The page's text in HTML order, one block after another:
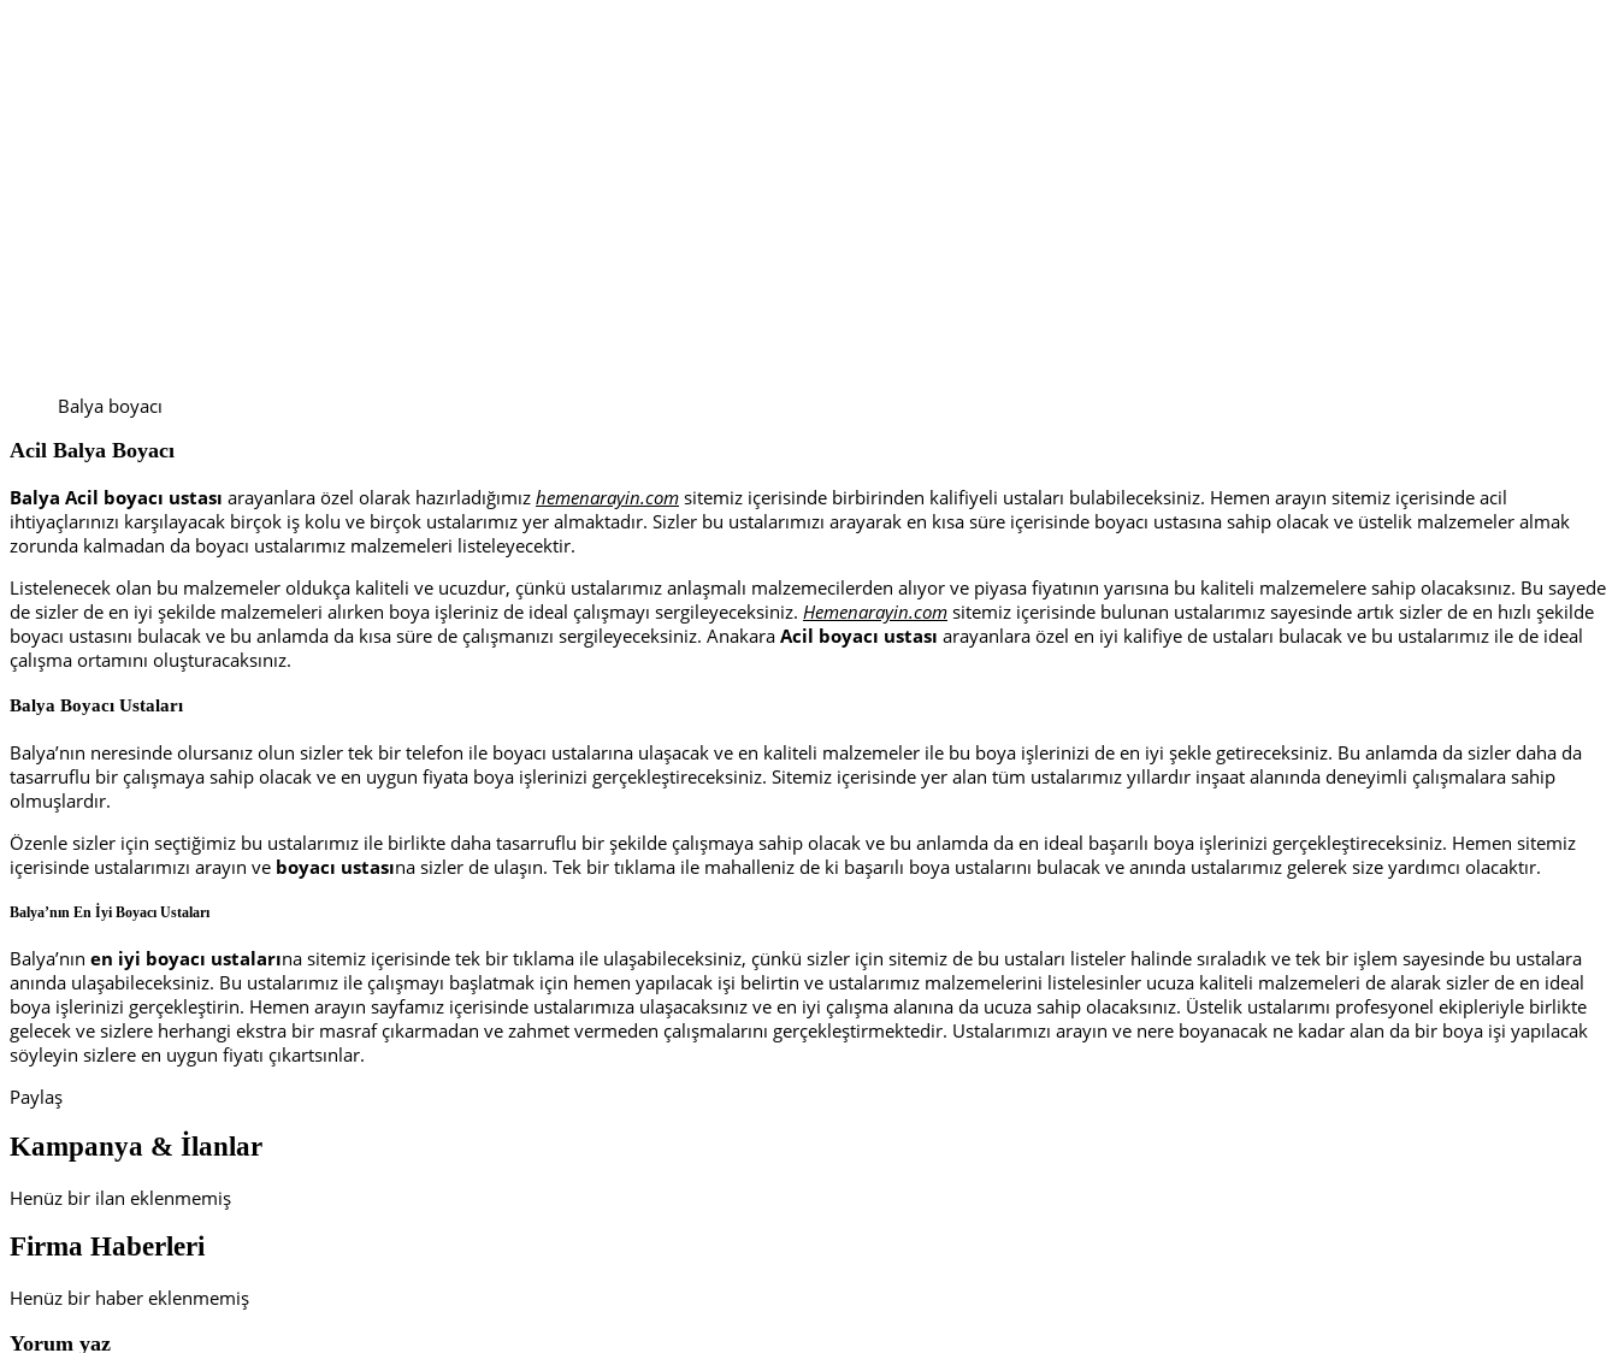
Balya boyacı
Acil Balya Boyacı
Balya Acil boyacı ustası arayanlara özel olarak hazırladığımız hemenarayin.com sitemiz içerisinde birbirinden kalifiyeli ustaları bulabileceksiniz. Hemen arayın sitemiz içerisinde acil
ihtiyaçlarınızı karşılayacak birçok iş kolu ve birçok ustalarımız yer almaktadır. Sizler bu ustalarımızı arayarak en kısa süre içerisinde boyacı ustasına sahip olacak ve üstelik malzemeler almak
zorunda kalmadan da boyacı ustalarımız malzemeleri listeleyecektir.
Listelenecek olan bu malzemeler oldukça kaliteli ve ucuzdur, çünkü ustalarımız anlaşmalı malzemecilerden alıyor ve piyasa fiyatının yarısına bu kaliteli malzemelere sahip olacaksınız. Bu sayede
de sizler de en iyi şekilde malzemeleri alırken boya işleriniz de ideal çalışmayı sergileyeceksiniz. Hemenarayin.com sitemiz içerisinde bulunan ustalarımız sayesinde artık sizler de en hızlı şekilde
boyacı ustasını bulacak ve bu anlamda da kısa süre de çalışmanızı sergileyeceksiniz. Anakara Acil boyacı ustası arayanlara özel en iyi kalifiye de ustaları bulacak ve bu ustalarımız ile de ideal
çalışma ortamını oluşturacaksınız.
Balya Boyacı Ustaları
Balya’nın neresinde olursanız olun sizler tek bir telefon ile boyacı ustalarına ulaşacak ve en kaliteli malzemeler ile bu boya işlerinizi de en iyi şekle getireceksiniz. Bu anlamda da sizler daha da
tasarruflu bir çalışmaya sahip olacak ve en uygun fiyata boya işlerinizi gerçekleştireceksiniz. Sitemiz içerisinde yer alan tüm ustalarımız yıllardır inşaat alanında deneyimli çalışmalara sahip
olmuşlardır.
Özenle sizler için seçtiğimiz bu ustalarımız ile birlikte daha tasarruflu bir şekilde çalışmaya sahip olacak ve bu anlamda da en ideal başarılı boya işlerinizi gerçekleştireceksiniz. Hemen sitemiz
içerisinde ustalarımızı arayın ve boyacı ustasına sizler de ulaşın. Tek bir tıklama ile mahalleniz de ki başarılı boya ustalarını bulacak ve anında ustalarımız gelerek size yardımcı olacaktır.
Balya’nın En İyi Boyacı Ustaları
Balya’nın en iyi boyacı ustalarına sitemiz içerisinde tek bir tıklama ile ulaşabileceksiniz, çünkü sizler için sitemiz de bu ustaları listeler halinde sıraladık ve tek bir işlem sayesinde bu ustalara
anında ulaşabileceksiniz. Bu ustalarımız ile çalışmayı başlatmak için hemen yapılacak işi belirtin ve ustalarımız malzemelerini listelesinler ucuza kaliteli malzemeleri de alarak sizler de en ideal
boya işlerinizi gerçekleştirin. Hemen arayın sayfamız içerisinde ustalarımıza ulaşacaksınız ve en iyi çalışma alanına da ucuza sahip olacaksınız. Üstelik ustalarımı profesyonel ekipleriyle birlikte
gelecek ve sizlere herhangi ekstra bir masraf çıkarmadan ve zahmet vermeden çalışmalarını gerçekleştirmektedir. Ustalarımızı arayın ve nere boyanacak ne kadar alan da bir boya işi yapılacak
söyleyin sizlere en uygun fiyatı çıkartsınlar.
Paylaş
Kampanya & İlanlar
Henüz bir ilan eklenmemiş
Firma Haberleri
Henüz bir haber eklenmemiş
Yorum yaz